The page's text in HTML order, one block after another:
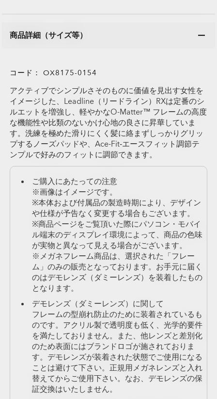
商品詳細（サイズ等）
コード： OX8175-0154
アクティブでシンプルさそのものに価値を見出す女性を
イメージした、Leadline（リードライン）RXは定番のシ
ルエットを増強し、軽やかなO-Matter™ フレームの高度
な機能性や比類のないかけ心地の良さに昇華していま
す。洗練を極めた滑りにくく髪に絡まずしっかりグリッ
プするノーズパッドや、Ace-Fit‐エースフィット調節テ
ンプルで好みのフィットに調節できます。
ご購入にあたっての注意
※画像はイメージです。
※本体および付属品の製造時期により、デザイン
や仕様が予告なく変更する場合もございます。
※商品ページをご覧頂いた際にパソコン・モバイ
ル端末のディスプレイ環境によって、商品の色味
が実物と異なって見える場合がございます。
※メガネフレーム商品は、選択された「フレー
ム」のみの販売となっております。お手元に届く
のはデモレンズ（ダミーレンズ）を装着したもの
となります。
デモレンズ（ダミーレンズ）に関して
フレームの型崩れ防止のために装着されているも
のです。アクリル製で透明度も低く、光学的要件
を満たしておりません。また、他レンズと差別化
のため表面にはブランドロゴが施されておりま
す。デモレンズが装着された状態でご使用になる
ことは避けて下さい。正規用メガネレンズと入れ
替えてからご使用下さい。なお、デモレンズの保
証交換はいたしません。